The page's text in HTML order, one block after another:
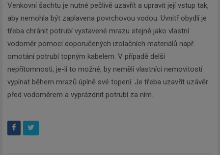
Venkovní šachtu je nutné pečlivě uzavřít a upravit její vstup tak,
aby nemohla být zaplavena povrchovou vodou. Uvnitř obydlí je
třeba chránit potrubí vystavené mrazu stejně jako vlastní
vodoměr pomocí doporučených izolačních materiálů např.
omotání potrubí topným kabelem. V případě delší
nepřítomnosti, je-li to možné, by neměli vlastníci nemovitostí
vypínat během mrazů úplně své topení. Je třeba uzavřít uzávěr
před vodoměrem a vyprázdnit potrubí za ním.